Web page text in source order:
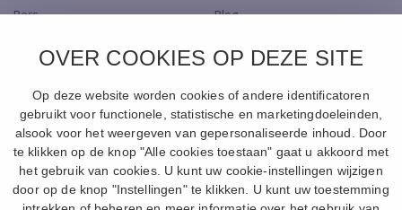
OVER COOKIES OP DEZE SITE
Op deze website worden cookies of andere identificatoren
gebruikt voor functionele, statistische en marketingdoeleinden,
alsook voor het weergeven van gepersonaliseerde inhoud. Door
te klikken op de knop "Alle cookies toestaan" gaat u akkoord met
het gebruik van cookies. U kunt uw cookie-instellingen wijzigen
door op de knop "Instellingen" te klikken. U kunt uw toestemming
Pers
Blog